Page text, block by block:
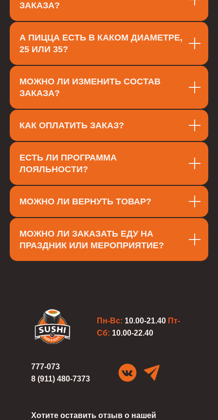
ЗАКАЗА?
А ПИЦЦА ЕСТЬ В КАКОМ ДИАМЕТРЕ,
25 ИЛИ 35?
МОЖНО ЛИ ИЗМЕНИТЬ СОСТАВ
ЗАКАЗА?
КАК ОПЛАТИТЬ ЗАКАЗ?
ЕСТЬ ЛИ ПРОГРАММА
ЛОЯЛЬНОСТИ?
МОЖНО ЛИ ВЕРНУТЬ ТОВАР?
МОЖНО ЛИ ЗАКАЗАТЬ ЕДУ НА
ПРАЗДНИК ИЛИ МЕРОПРИЯТИЕ?
Пн-Вс: 10.00-21.40 Пт-
Сб: 10.00-22.40
777-073
8 (911) 480-7373
Хотите оставить отзыв о нашей